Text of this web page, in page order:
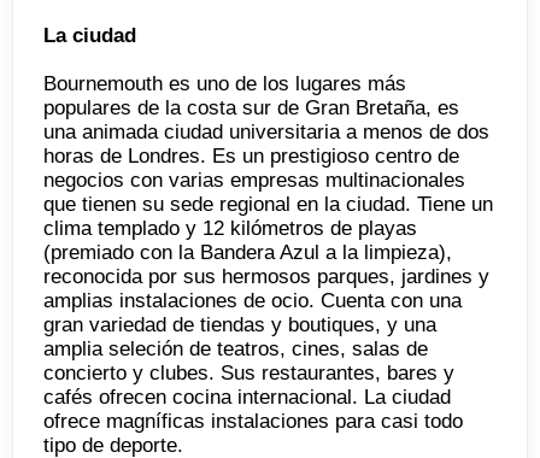
La ciudad
Bournemouth es uno de los lugares más
populares de la costa sur de Gran Bretaña, es
una animada ciudad universitaria a menos de dos
horas de Londres. Es un prestigioso centro de
negocios con varias empresas multinacionales
que tienen su sede regional en la ciudad. Tiene un
clima templado y 12 kilómetros de playas
(premiado con la Bandera Azul a la limpieza),
reconocida por sus hermosos parques, jardines y
amplias instalaciones de ocio. Cuenta con una
gran variedad de tiendas y boutiques, y una
amplia seleción de teatros, cines, salas de
concierto y clubes. Sus restaurantes, bares y
cafés ofrecen cocina internacional. La ciudad
ofrece magníficas instalaciones para casi todo
tipo de deporte.